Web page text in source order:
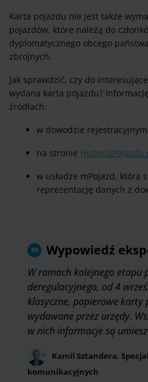
Karta pojazdu nie jest także
pojazdów, które należą do
dyplomatycznego obcego
zbrojnych.
Jak sprawdzić, czy do
wydana karta pojazdu?
źródłach:
w dowodzie
na stronie
w usłudze mPojazd, która
reprezentację danych z
Wypowiedź
W ramach kolejnego etapu
deregulacyjnego, od 4
klasyczne, papierowe karty
wydawane przez urzędy.
w nich informacje są
Kamil Sztandera,
komunikacyjnych